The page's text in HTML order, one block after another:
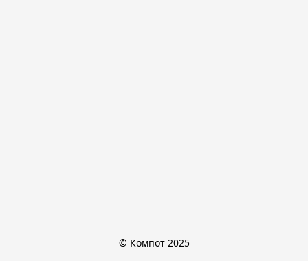
© Компот 2025